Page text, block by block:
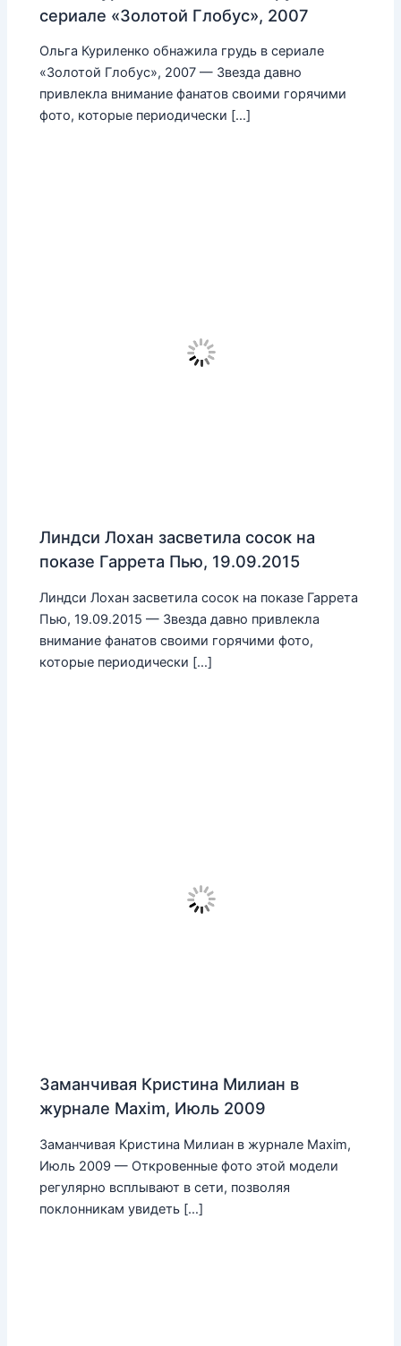
сериале «Золотой Глобус», 2007
Ольга Куриленко обнажила грудь в сериале
«Золотой Глобус», 2007 — Звезда давно
привлекла внимание фанатов своими горячими
фото, которые периодически […]
Линдси Лохан засветила сосок на
показе Гаррета Пью, 19.09.2015
Линдси Лохан засветила сосок на показе Гаррета
Пью, 19.09.2015 — Звезда давно привлекла
внимание фанатов своими горячими фото,
которые периодически […]
Заманчивая Кристина Милиан в
журнале Maxim, Июль 2009
Заманчивая Кристина Милиан в журнале Maxim,
Июль 2009 — Откровенные фото этой модели
регулярно всплывают в сети, позволяя
поклонникам увидеть […]